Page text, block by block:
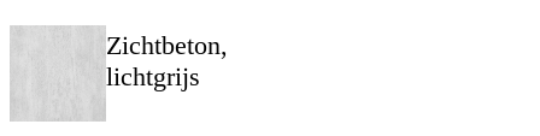
Zichtbeton,
lichtgrijs